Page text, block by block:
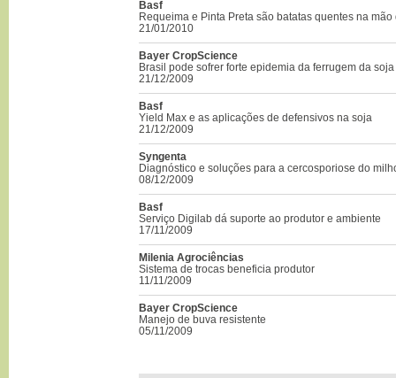
Basf
Requeima e Pinta Preta são batatas quentes na mão
21/01/2010
Bayer CropScience
Brasil pode sofrer forte epidemia da ferrugem da soja
21/12/2009
Basf
Yield Max e as aplicações de defensivos na soja
21/12/2009
Syngenta
Diagnóstico e soluções para a cercosporiose do
08/12/2009
Basf
Serviço Digilab dá suporte ao produtor e ambiente
17/11/2009
Milenia Agrociências
Sistema de trocas beneficia produtor
11/11/2009
Bayer CropScience
Manejo de buva resistente
05/11/2009